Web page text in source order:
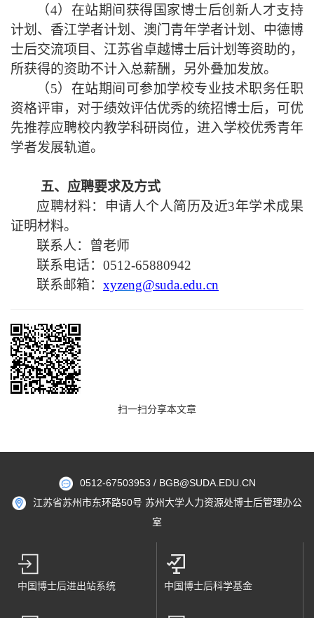
（4） 在站期间获得国家博士后创新人才支持
计划、香江学者计划、澳门青年学者计划、中德博
士后交流项目、 江苏省卓越博士后计划等资助的，
所获得的资助不计入总薪酬，另外叠加发放。
（5） 在站期间可参加学校专业技术职务任职
资格评审，对于绩效评估优秀的统招博士后，可优
先推荐应聘校内教学科研岗位，进入学校优秀青年
学者发展轨道。
五、 应聘要求及方式
应聘材料：申请人个人简历及近3年学术成果
证明材料。
联系人：曾老师
联系电话： 0512-65880942
联系邮箱： xyzeng@suda.edu.cn
扫一扫分享本文章
0512-67503953 / BGB@SUDA.EDU.CN
江苏省苏州市东环路50号 苏州大学人力资源处博士后管理办公
室
中国博士后进出站系统 中国博士后科学基金